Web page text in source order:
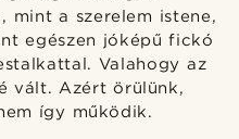
mint a szerelem istene,
egészen jóképű fickó
Valahogy az
vált. Azért örülünk,
így működik.